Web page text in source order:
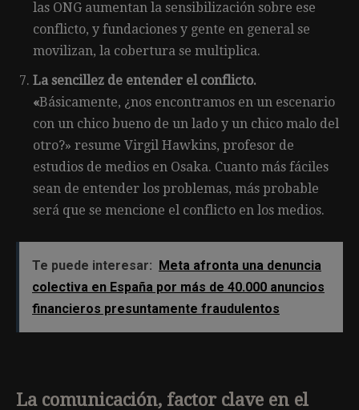
las ONG aumentan la sensibilización sobre ese
conflicto, y fundaciones y gente en general se
movilizan, la cobertura se multiplica.
La sencillez de entender el conflicto.
«Básicamente, ¿nos encontramos en un escenario
con un chico bueno de un lado y un chico malo del
otro?» resume Virgil Hawkins, profesor de
estudios de medios en Osaka. Cuanto más fáciles
sean de entender los problemas, más probable
será que se mencione el conflicto en los medios.
Te puede interesar:
Meta afronta una denuncia
colectiva en España por más de 40.000 anuncios
financieros presuntamente fraudulentos
La comunicación, factor clave en el